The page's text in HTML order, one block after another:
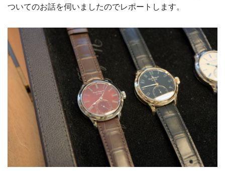
ついてのお話を伺いましたのでレポートします。